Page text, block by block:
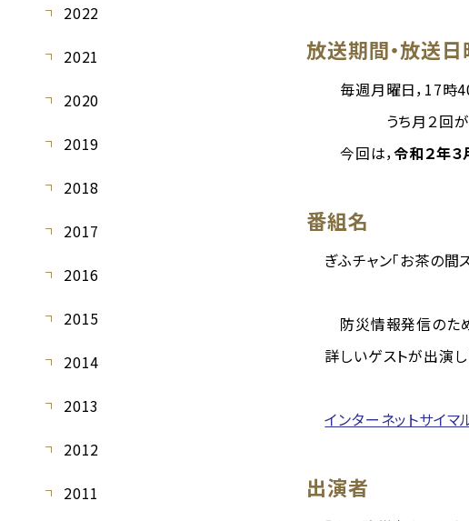
放送期間・放送日
毎週月曜日，17時
うち月２回が岐
今回は，令和２年３
番組名
ぎふチャン「お茶の
防災情報発信のた
詳しいゲストが出演し
インターネットサイマ
出演者
2022
2021
2020
2019
2018
2017
2016
2015
2014
2013
2012
2011